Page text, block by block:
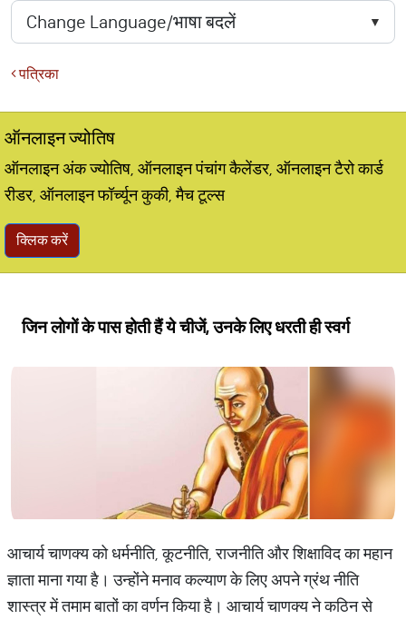
पत्रिका
ऑनलाइन ज्योतिष
ऑनलाइन अंक ज्योतिष, ऑनलाइन पंचांग कैलेंडर, ऑनलाइन टैरो कार्ड
रीडर, ऑनलाइन फॉर्च्यून कुकी, मैच टूल्स
क्लिक करें
जिन लोगों के पास होती हैं ये चीजें, उनके लिए धरती ही स्वर्ग
आचार्य चाणक्य को धर्मनीति, कूटनीति, राजनीति और शिक्षाविद का महान
ज्ञाता माना गया है। उन्होंने मनाव कल्याण के लिए अपने ग्रंथ नीति
शास्त्र में तमाम बातों का वर्णन किया है। आचार्य चाणक्य ने कठिन से